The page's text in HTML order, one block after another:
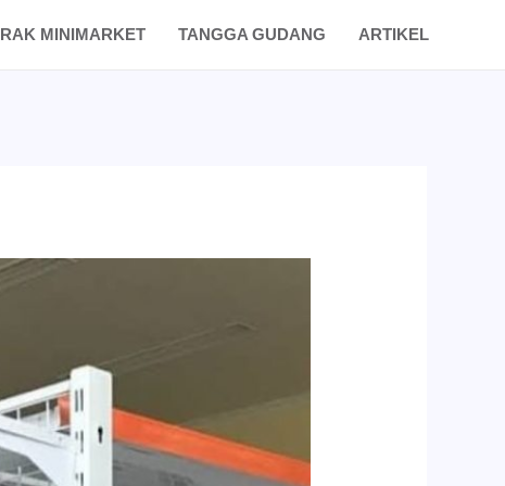
RAK MINIMARKET TANGGA GUDANG ARTIKEL